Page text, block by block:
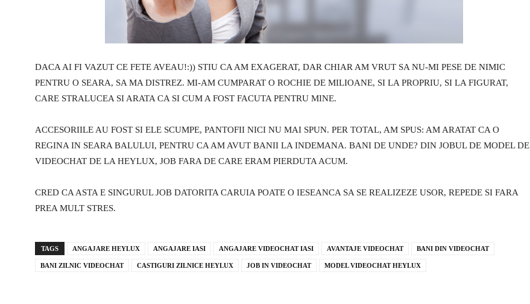
DACA AI FI VAZUT CE FETE AVEAU!:)) STIU CA AM EXAGERAT, DAR CHIAR AM VRUT SA NU-MI PESE DE NIMIC
PENTRU O SEARA, SA MA DISTREZ. MI-AM CUMPARAT O ROCHIE DE MILIOANE, SI LA PROPRIU, SI LA FIGURAT,
CARE STRALUCEA SI ARATA CA SI CUM A FOST FACUTA PENTRU MINE.
ACCESORIILE AU FOST SI ELE SCUMPE, PANTOFII NICI NU MAI SPUN. PER TOTAL, AM SPUS: AM ARATAT CA O
REGINA IN SEARA BALULUI, PENTRU CA AM AVUT BANII LA INDEMANA. BANI DE UNDE? DIN JOBUL DE MODEL DE
VIDEOCHAT DE LA HEYLUX, JOB FARA DE CARE ERAM PIERDUTA ACUM.
CRED CA ASTA E SINGURUL JOB DATORITA CARUIA POATE O IESEANCA SA SE REALIZEZE USOR, REPEDE SI FARA
PREA MULT STRES.
TAGS ANGAJARE HEYLUX ANGAJARE IASI ANGAJARE VIDEOCHAT IASI AVANTAJE VIDEOCHAT BANI DIN VIDEOCHAT
BANI ZILNIC VIDEOCHAT CASTIGURI ZILNICE HEYLUX JOB IN VIDEOCHAT MODEL VIDEOCHAT HEYLUX